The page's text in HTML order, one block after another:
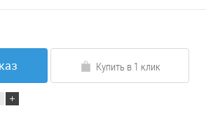
Купить в 1 клик